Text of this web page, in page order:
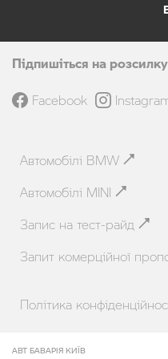
Підпишіться на
Facebook
Автомобілі BMW
Автомобілі MINI
Запис на тест-райд
Запит комерційної
Політика
АВТ БАВАРІЯ КИЇВ